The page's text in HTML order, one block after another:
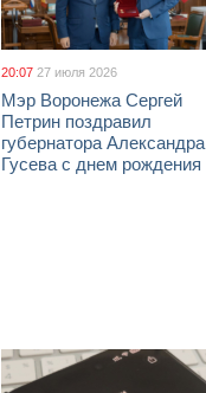
20:07 27 июля 2026
Мэр Воронежа Сергей
Петрин поздравил
губернатора Александра
Гусева с днем рождения